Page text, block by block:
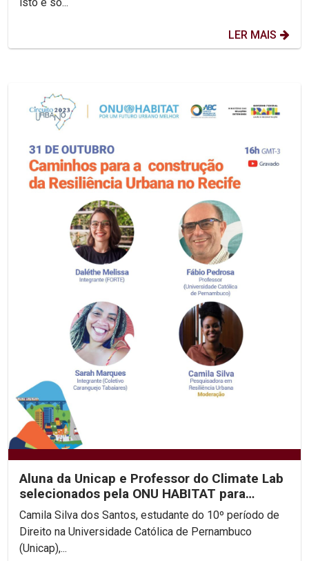
LER MAIS
Aluna da Unicap e Professor do Climate Lab
selecionados pela ONU HABITAT para
discutir...
Camila Silva dos Santos, estudante do 10º período de
Direito na Universidade Católica de Pernambuco
(Unicap),...